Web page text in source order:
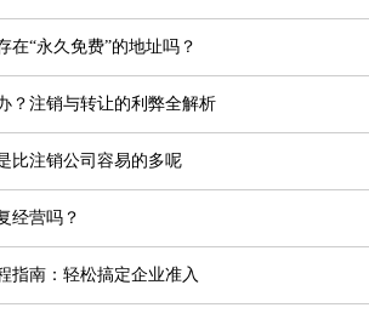
在“永久免费”的地址吗？
？注销与转让的利弊全解析
比注销公司容易的多呢
经营吗？
指南：轻松搞定企业准入